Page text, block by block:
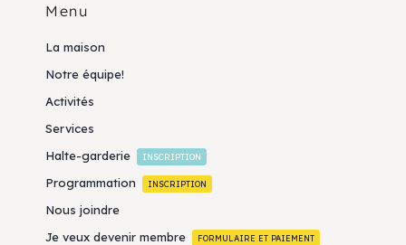
Menu
La maison
Notre équipe!
Activités
Services
Halte-garderie
INSCRIPTION
Programmation INSCRIPTION
Nous joindre
Je veux devenir membre
FORMULAIRE ET PAIEMENT